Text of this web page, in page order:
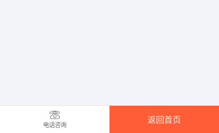
电话咨询
返回首页